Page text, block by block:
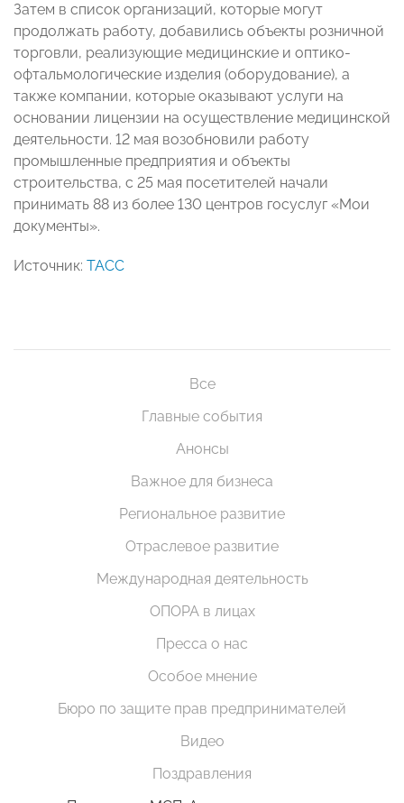
Затем в список организаций, которые могут
продолжать работу, добавились объекты розничной
торговли, реализующие медицинские и оптико-
офтальмологические изделия (оборудование), а
также компании, которые оказывают услуги на
основании лицензии на осуществление медицинской
деятельности. 12 мая возобновили работу
промышленные предприятия и объекты
строительства, с 25 мая посетителей начали
принимать 88 из более 130 центров госуслуг «Мои
документы».
Источник: ТАСС
Все
Главные события
Анонсы
Важное для бизнеса
Региональное развитие
Отраслевое развитие
Международная деятельность
ОПОРА в лицах
Пресса о нас
Особое мнение
Бюро по защите прав предпринимателей
Видео
Поздравления